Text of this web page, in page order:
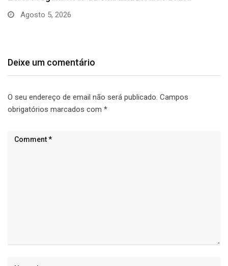
Junho 8, 2026
Deixe um comentário
O seu endereço de email não será publicado. Campos
obrigatórios marcados com *